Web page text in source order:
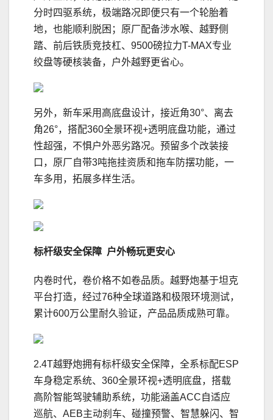
分时四驱系统，极端路况即便只有一个轮胎着
地，也能顺利脱困；原厂配备涉水喉、越野侧
踏、前后铁质竞技杠、9500磅拉力T-MAX专业
绞盘等硬核装备，户外越野更省心。
另外，新车采用高底盘设计，接近角30°、离去
角26°，搭配360全景环视+透明底盘功能，通过
性超强，不惧户外恶劣路况。预留多个改装接
口，原厂自带3吨拖挂资质和拖车防摆功能，一
车多用，拓展多样生活。
标杆级安全保障 户外畅玩更安心
内卷时代，卷价格不如卷品质。越野炮基于坦克
平台打造，经过76种全球道路和极限环境测试，
累计600万公里耐久验证，产品品质成熟可靠。
2.4T越野炮拥有标杆级安全保障，全系标配ESP
车身稳定系统、360全景环视+透明底盘，搭载
高阶智能驾驶辅助系统，功能涵盖ACC自适应
巡航、AEB主动刹车、碰撞预警、智慧躲闪、智